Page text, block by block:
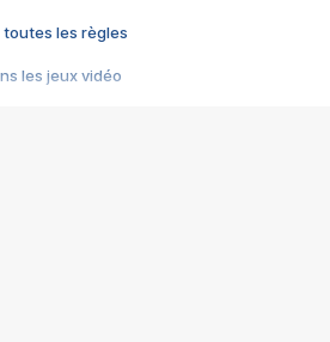
toutes les règles
les jeux vidéo